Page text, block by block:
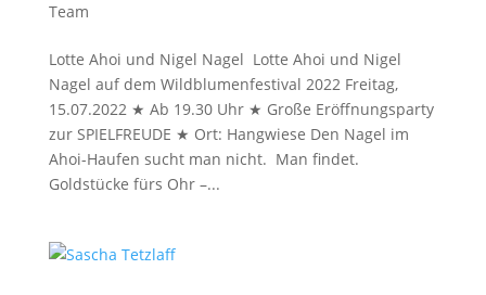
Team
Lotte Ahoi und Nigel Nagel Lotte Ahoi und Nigel
Nagel auf dem Wildblumenfestival 2022 Freitag,
15.07.2022 ★ Ab 19.30 Uhr ★ Große Eröffnungsparty
zur SPIELFREUDE ★ Ort: Hangwiese Den Nagel im
Ahoi-Haufen sucht man nicht. Man findet.
Goldstücke fürs Ohr –...